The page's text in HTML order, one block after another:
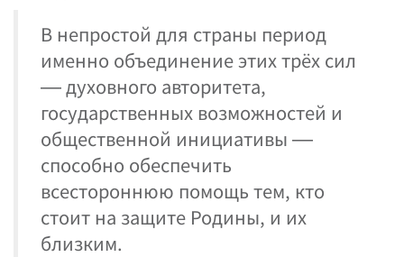
В непростой для страны период
именно объединение этих трёх сил
— духовного авторитета,
государственных возможностей и
общественной инициативы —
способно обеспечить
всестороннюю помощь тем, кто
стоит на защите Родины, и их
близким.